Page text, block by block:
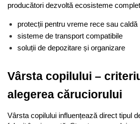
producători dezvoltă ecosisteme
protecții pentru vreme rece sau caldă
sisteme de transport compatibile
soluții de depozitare și organizare
Vârsta copilului –
alegerea căruciorului
Vârsta copilului influențează direct tipul